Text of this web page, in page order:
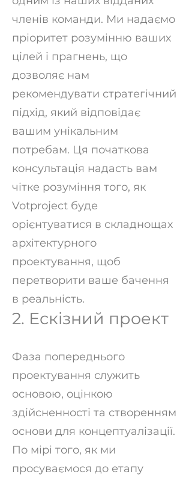
членів команди. Ми надаємо
пріоритет розумінню ваших
цілей і прагнень, що
дозволяє нам
рекомендувати стратегічний
підхід, який відповідає
вашим унікальним
потребам. Ця початкова
консультація надасть вам
чітке розуміння того, як
Votproject буде
орієнтуватися в складнощах
архітектурного
проектування, щоб
перетворити ваше бачення
в реальність.
2. Ескізний проект
Фаза попереднього
проектування служить
основою, оцінкою
здійсненності та створенням
основи для концептуалізації.
По мірі того, як ми
просуваємося до етапу